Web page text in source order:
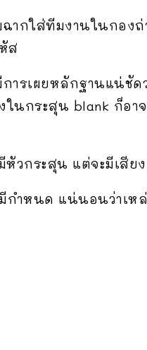
ากใส่ทีมงานในกอง
ส
รเผยหลักฐานแน่ชัด
นกระสุน blank ก็อา
กระสุน แต่จะมีเสียง
กำหนด แน่นอนว่าเ